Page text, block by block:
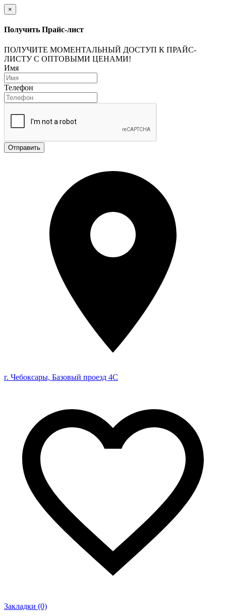
×
Получить Прайс-лист
ПОЛУЧИТЕ МОМЕНТАЛЬНЫЙ ДОСТУП К ПРАЙС-
ЛИСТУ С ОПТОВЫМИ ЦЕНАМИ!
Имя
Телефон
Отправить
г. Чебоксары, Базовый проезд 4С
Закладки (0)